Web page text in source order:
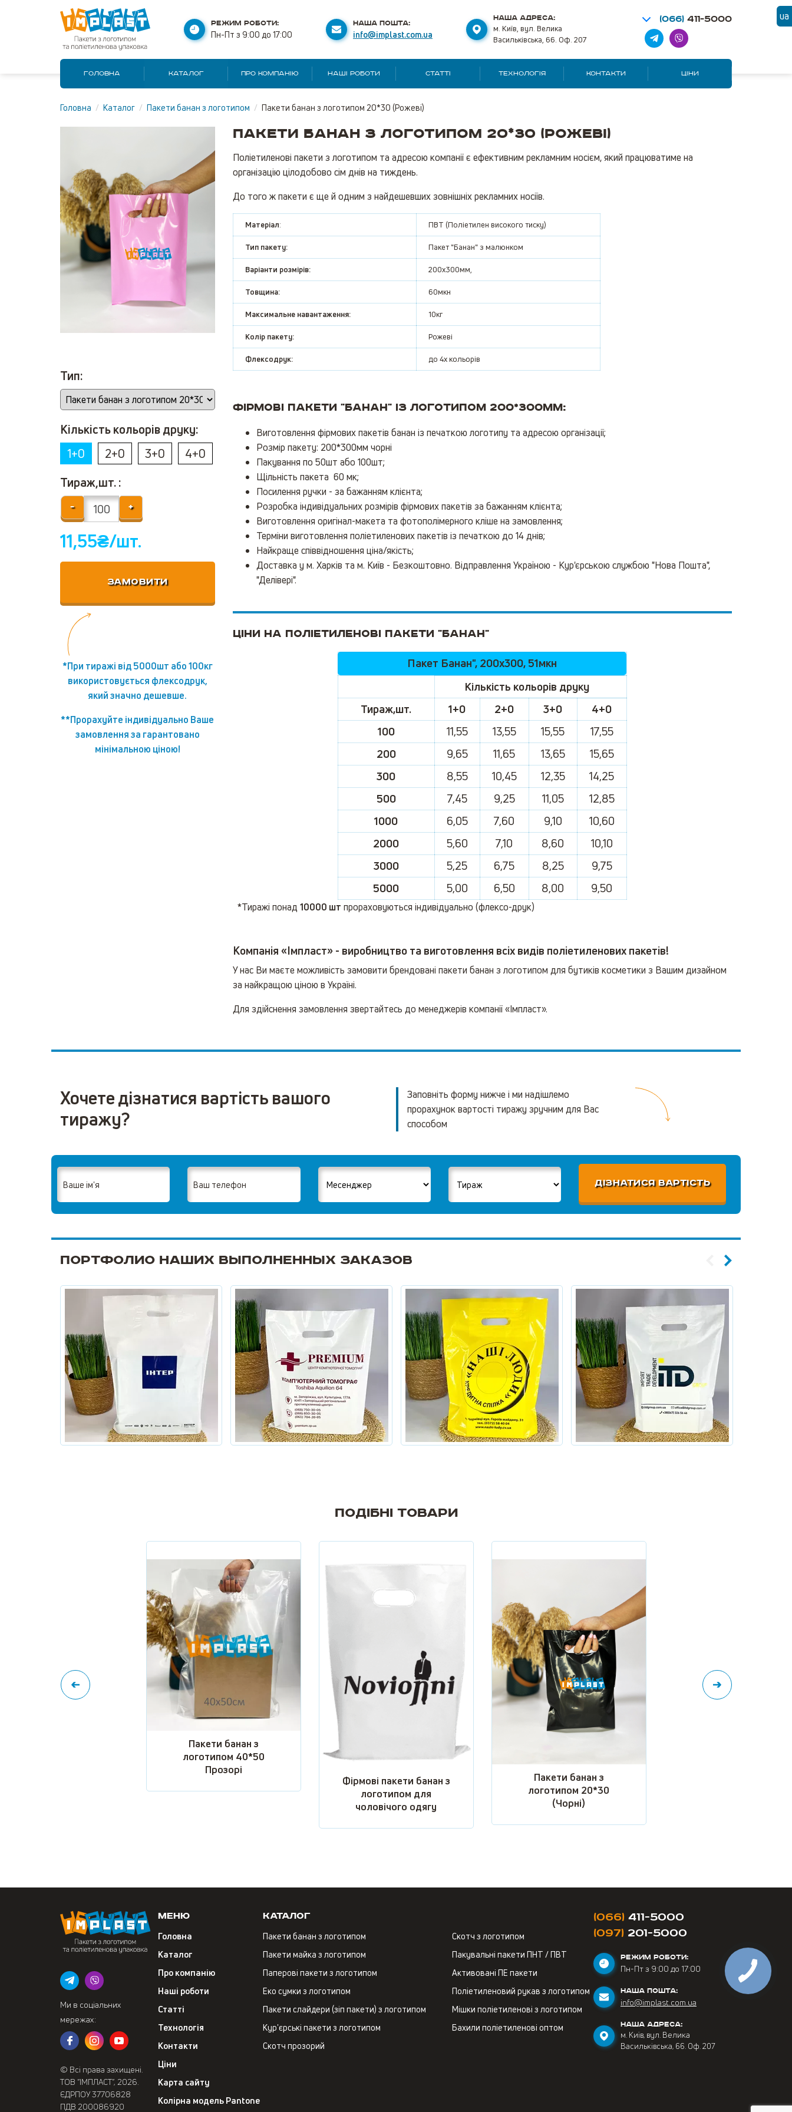
ua
РЕЖИМ РОБОТИ:
Пн-Пт з 9:00 до 17:00
НАША ПОШТА:
info@implast.com.ua
НАША АДРЕСА:
м. Київ, вул. Велика
Васильківська, 66. Оф. 207
(066) 411-5000
ГОЛОВНА КАТАЛОГ ПРО КОМПАНІЮ НАШІ РОБОТИ СТАТТІ ТЕХНОЛОГІЯ КОНТАКТИ ЦІНИ
Головна / Каталог / Пакети банан з логотипом / Пакети банан з логотипом 20*30 (Рожеві)
Тип:
Кількість кольорів друку:
1+0
2+0 3+0
4+0
Тираж,шт. :
- +
11,55₴/шт.
ЗАМОВИТИ
*При тиражі від 5000шт або 100кг
використовується флексодрук,
який значно дешевше.
**Прорахуйте індивідуально Ваше
замовлення за гарантовано
мінімальною ціною!
Пакети банан з логотипом 20*30 (Рожеві)
Поліетиленові пакети з логотипом та адресою компанії є ефективним рекламним носієм, який працюватиме на
організацію цілодобово сім днів на тиждень.
До того ж пакети є ще й одним з найдешевших зовнішніх рекламних носіїв.
Матеріал: ПВТ (Поліетилен високого тиску)
Тип пакету: Пакет "Банан" з малюнком
Варіанти розмірів: 200х300мм,
Товщина: 60мкн
Максимальне навантаження: 10кг
Колір пакету: Рожеві
Флексодрук: до 4х кольорів
Фірмові пакети "банан" із логотипом 200*300мм:
Виготовлення фірмових пакетів банан із печаткою логотипу та адресою організації;
Розмір пакету: 200*300мм чорні
Пакування по 50шт або 100шт;
Щільність пакета 60 мк;
Посилення ручки - за бажанням клієнта;
Розробка індивідуальних розмірів фірмових пакетів за бажанням клієнта;
Виготовлення оригінал-макета та фотополімерного кліше на замовлення;
Терміни виготовлення поліетиленових пакетів із печаткою до 14 днів;
Найкраще співвідношення ціна/якість;
Доставка у м. Харків та м. Київ - Безкоштовно. Відправлення Україною - Кур'єрською службою "Нова Пошта",
"Делівері".
Ціни на поліетиленові пакети "БАНАН"
Пакет Банан", 200х300, 51мкн
Кількість кольорів друку
Тираж,шт.
1+0 2+0 3+0
4+0
100
11,55 13,55 15,55
17,55
200
9,65 11,65 13,65
15,65
300
8,55 10,45 12,35
14,25
500
7,45 9,25 11,05
12,85
1000
6,05 7,60 9,10
10,60
2000
5,60 7,10 8,60
10,10
3000
5,25 6,75 8,25
9,75
5000
5,00 6,50 8,00 9,50
*Тиражі понад 10000 шт прораховуються індивідуально (флексо-друк)
Компанія «Імпласт» - виробництво та виготовлення всіх видів поліетиленових пакетів!
У нас Ви маєте можливість замовити брендовані пакети банан з логотипом для бутиків косметики з Вашим дизайном
за найкращою ціною в Україні.
Для здійснення замовлення звертайтесь до менеджерів компанії «Імпласт».
Хочете дізнатися вартість вашого
тиражу?
Заповніть форму нижче і ми надішлемо
прорахунок вартості тиражу зручним для Вас
способом
ДІЗНАТИСЯ ВАРТІСТЬ
Портфолио наших выполненных заказов
Подібні товари
Пакети банан з
логотипом 40*50
Прозорі
Фірмові пакети банан з
логотипом для
чоловічого одягу
Пакети банан з
логотипом 20*30
(Чорні)
логотипом 20*30
(Білий)
Ми в соціальних
мережах:
© Всі права захищені.
ТОВ “ІМПЛАСТ”, 2026.
ЄДРПОУ 37706828
ПДВ 200086920
Меню
Головна
Каталог
Про компанію
Наші роботи
Статті
Технологія
Контакти
Ціни
Карта сайту
Колірна модель Pantone
Каталог
Пакети банан з логотипом
Пакети майка з логотипом
Паперові пакети з логотипом
Еко сумки з логотипом
Пакети слайдери (зіп пакети) з логотипом
Кур'єрські пакети з логотипом
Скотч прозорий
Скотч з логотипом
Пакувальні пакети ПНТ / ПВТ
Активовані ПЕ пакети
Поліетиленовий рукав з логотипом
Мішки поліетиленові з логотипом
Бахили поліетиленові оптом
(066) 411-5000
(097) 201-5000
РЕЖИМ РОБОТИ:
Пн-Пт з 9:00 до 17:00
НАША ПОШТА:
info@implast.com.ua
НАША АДРЕСА:
м. Київ, вул. Велика
Васильківська, 66. Оф. 207